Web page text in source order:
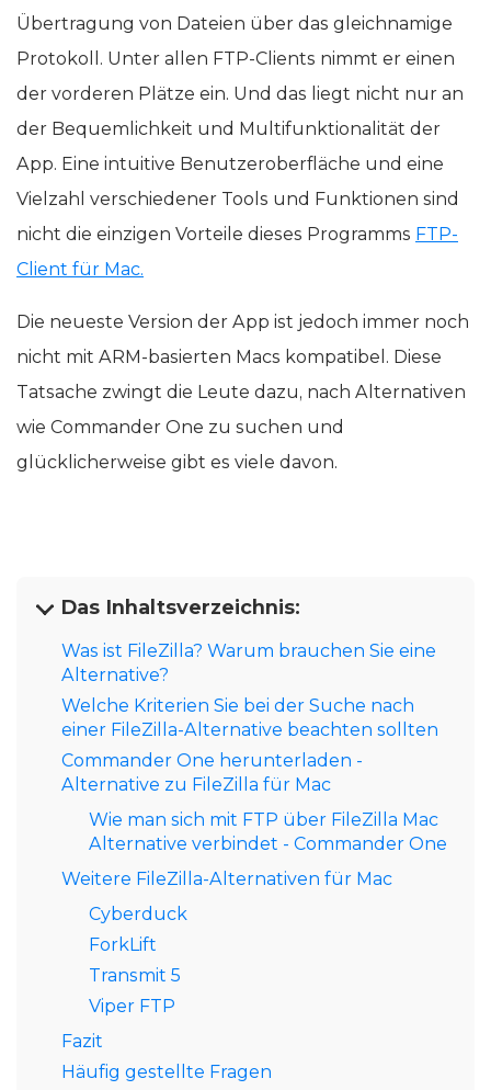
Übertragung von Dateien über das gleichnamige
Protokoll. Unter allen FTP-Clients nimmt er einen
der vorderen Plätze ein. Und das liegt nicht nur an
der Bequemlichkeit und Multifunktionalität der
App. Eine intuitive Benutzeroberfläche und eine
Vielzahl verschiedener Tools und Funktionen sind
nicht die einzigen Vorteile dieses Programms FTP-
Client für Mac.
Die neueste Version der App ist jedoch immer noch
nicht mit ARM-basierten Macs kompatibel. Diese
Tatsache zwingt die Leute dazu, nach Alternativen
wie Commander One zu suchen und
glücklicherweise gibt es viele davon.
Das Inhaltsverzeichnis:
Was ist FileZilla? Warum brauchen Sie eine
Alternative?
Welche Kriterien Sie bei der Suche nach
einer FileZilla-Alternative beachten sollten
Commander One herunterladen -
Alternative zu FileZilla für Mac
Wie man sich mit FTP über FileZilla Mac
Alternative verbindet - Commander One
Weitere FileZilla-Alternativen für Mac
Cyberduck
ForkLift
Transmit 5
Viper FTP
Fazit
Häufig gestellte Fragen